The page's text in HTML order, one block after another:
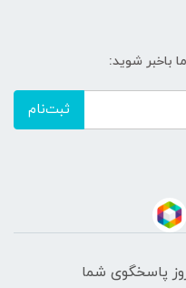
باخبر شوید:
ثبت‌نام
شبانه‌روز پاسخگوی شما